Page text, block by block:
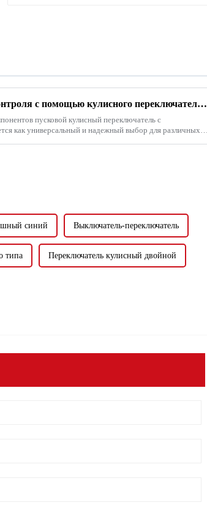
Повысьте уровень контроля с помощью кулисного переключателя стартера с сертификацией CE
пусковой кулисный переключатель с
как универсальный и надежный выбор для различных
синий Выключатель-переключатель
типа Переключатель кулисный двойной